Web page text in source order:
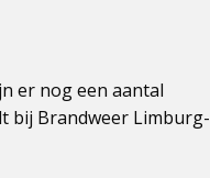
er nog een aantal
bij Brandweer Limburg-